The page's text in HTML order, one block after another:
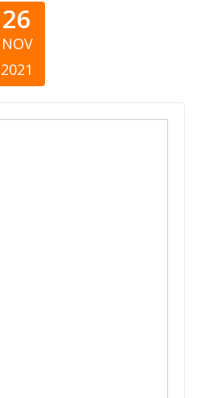
26
NOV
2021